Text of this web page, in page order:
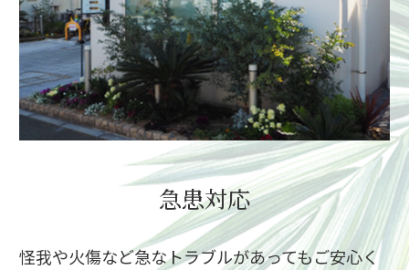
急患対応
怪我や火傷など急なトラブルがあってもご安心く